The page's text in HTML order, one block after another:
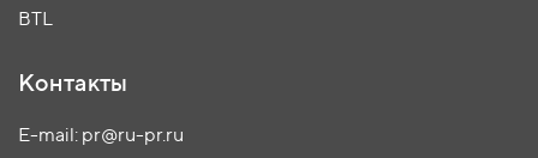
BTL
Контакты
E-mail: pr@ru-pr.ru